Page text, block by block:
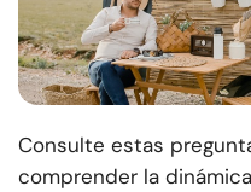
Consulte estas
comprender la